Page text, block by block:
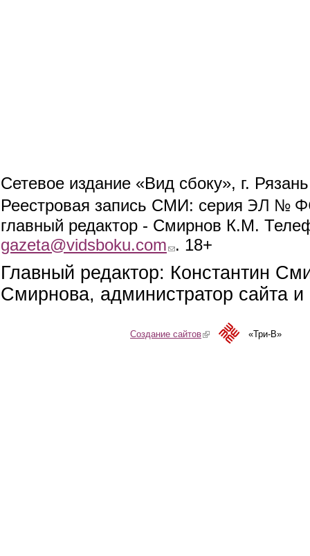
Сетевое издание «Вид сбоку», г.
Реестровая запись СМИ: серия ЭЛ №
главный редактор - Смирнов К.М.
gazeta@vidsboku.com (link sends e-mail)
. 18+
Главный редактор: Константин
Смирнова, администратор сайта
Создание сайтов(link is external)«Три-В»